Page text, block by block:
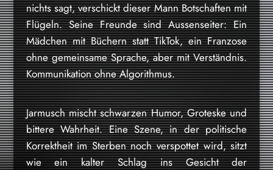
nichts sagt, verschickt dieser Mann Botschaften mit
Flügeln. Seine Freunde sind Aussenseiter: Ein
Mädchen mit Büchern statt TikTok, ein Franzose
ohne gemeinsame Sprache, aber mit Verständnis.
Kommunikation ohne Algorithmus.
Jarmusch mischt schwarzen Humor, Groteske und
bittere Wahrheit. Eine Szene, in der politische
Korrektheit im Sterben noch verspottet wird, sitzt
wie ein kalter Schlag ins Gesicht der